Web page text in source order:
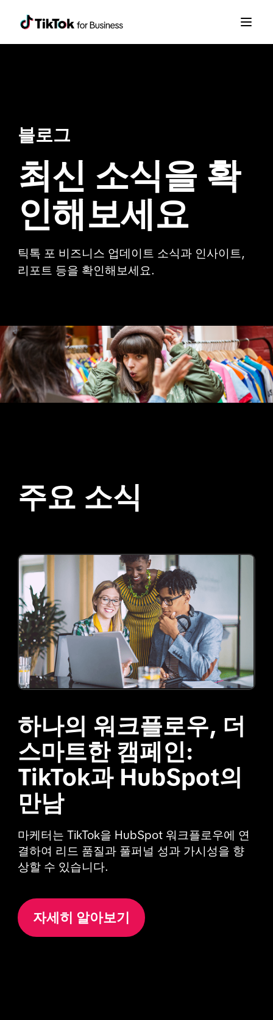
블로그
최신 소식을 확
인해보세요
틱톡 포 비즈니스 업데이트 소식과 인사이트,
리포트 등을 확인해보세요.
주요 소식
하나의 워크플로우, 더
스마트한 캠페인:
TikTok과 HubSpot의
만남
마케터는 TikTok을 HubSpot 워크플로우에 연
결하여 리드 품질과 풀퍼널 성과 가시성을 향
상할 수 있습니다.
자세히 알아보기